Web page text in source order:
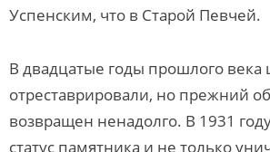
Успенским, что в Старой Певчей.
В двадцатые годы прошлого века
отреставрировали, но прежний
возвращен ненадолго. В 1931
статус памятника и не только